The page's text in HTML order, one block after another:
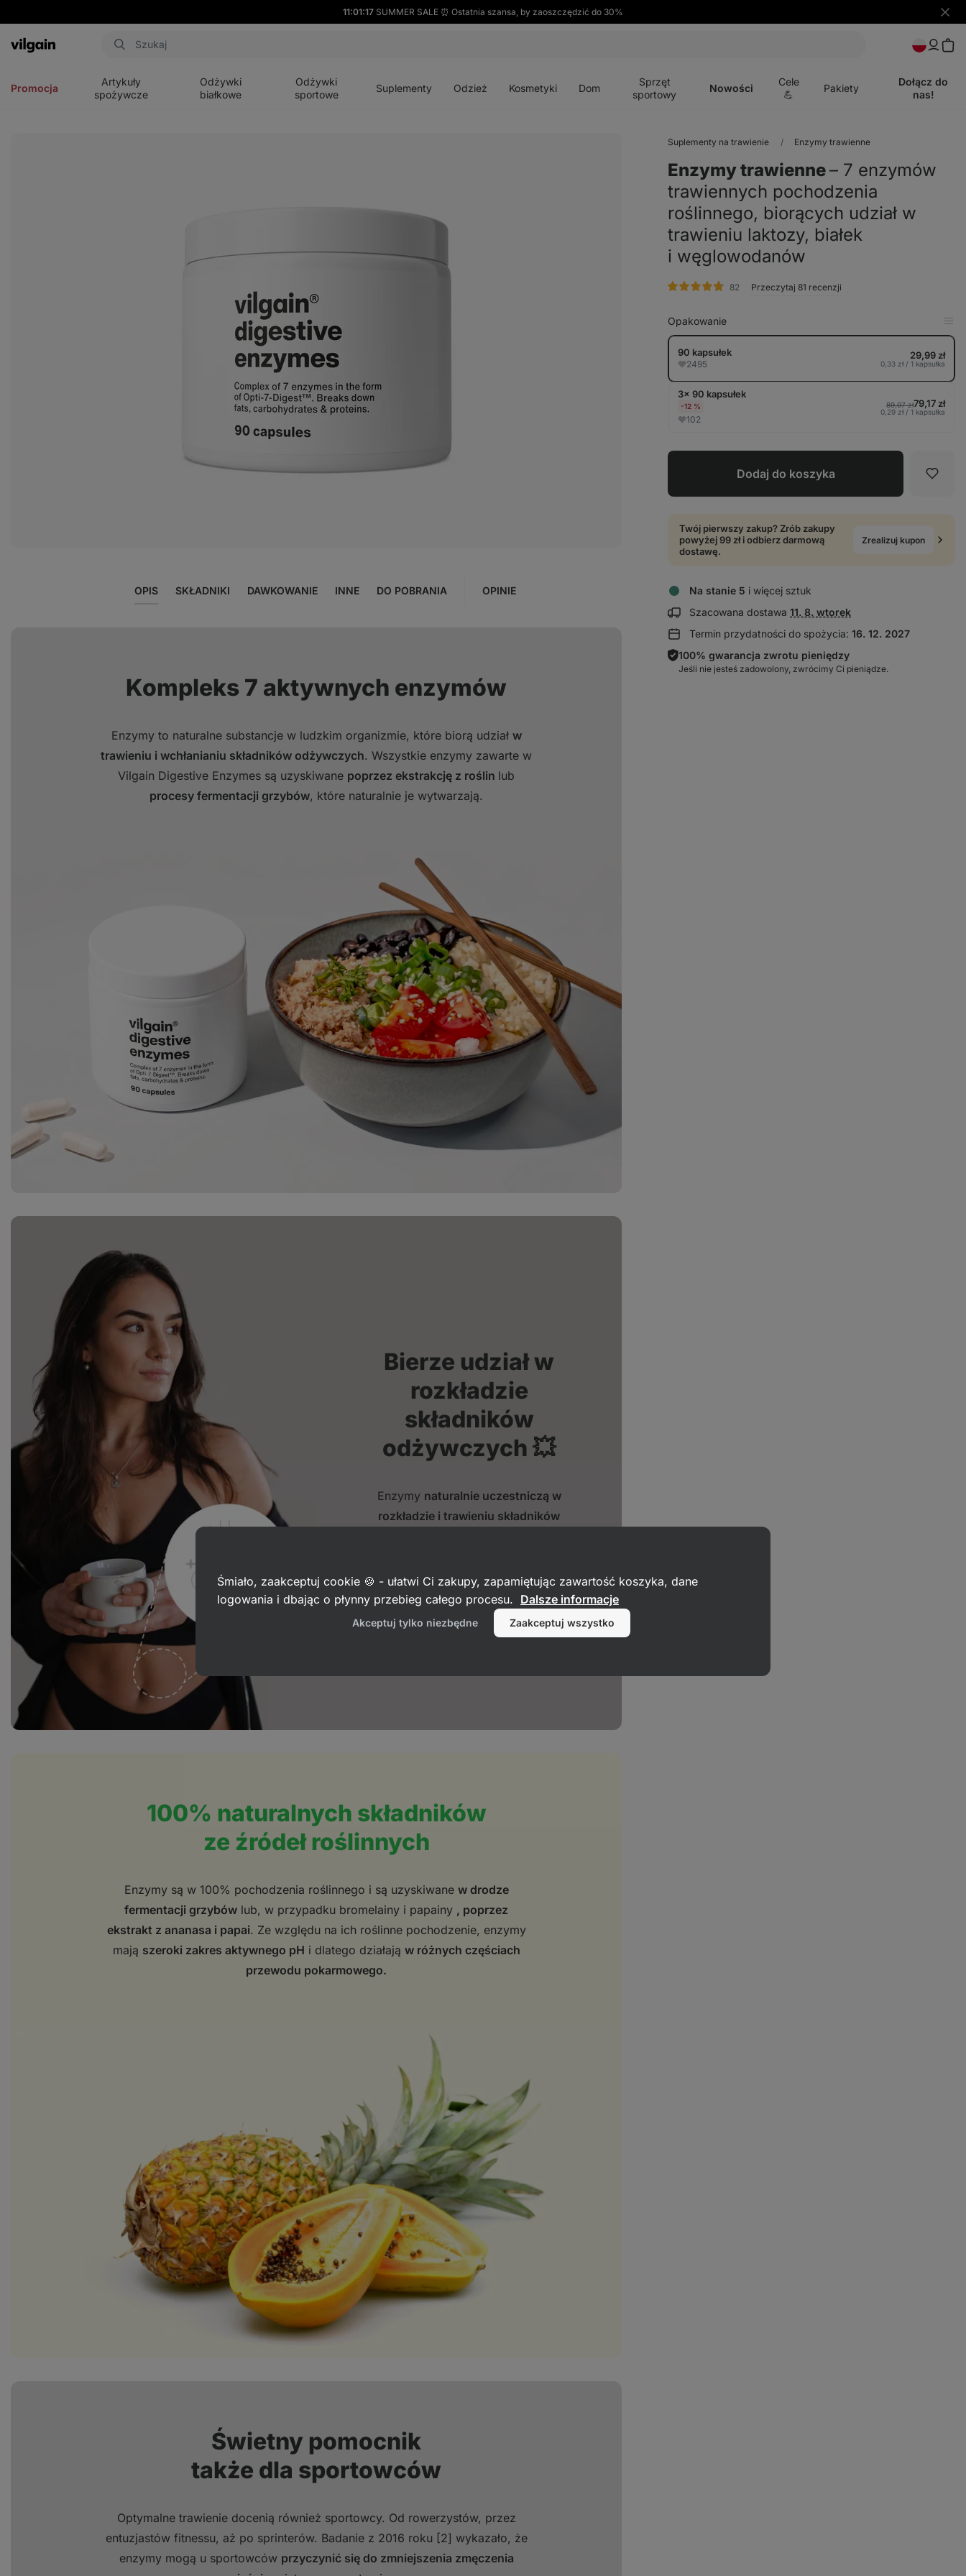
11:01:16 SUMMER SALE ⏰ Ostatnia szansa, by zaoszczędzić do 30%
Ukryj
Aktin
Promocja
Artykuły
spożywcze
Odżywki
białkowe
Odżywki
sportowe
Suplementy Odzież Kosmetyki Dom
Sprzęt
sportowy
Nowości
Cele
💪
menu
Pakiety
Dołącz do
nas!
Suplementy na trawienie Enzymy trawienne
Enzymy trawienne⁠–⁠ 7 enzymów
trawiennych pochodzenia
roślinnego, biorących udział w
trawieniu laktozy, białek
i węglowodanów
82 ocena
Przeczytaj 81 recenzji
Opakowanie
w
90 kapsułek
2495
29,99 zł
0,33 zł / 1 kapsułka
3× 90 kapsułek
-12 %
102
89,97 zł79,17 zł
0,29 zł / 1 kapsułka
Dodaj do koszyka
Twój pierwszy zakup? Zrób zakupy
powyżej 99 zł i odbierz darmową
dostawę.
Zrealizuj kupon
Na stanie 5 i więcej sztuk
Szacowana dostawa Wyświetl
o dostawie:
11. 8. wtorek
Termin przydatności do spożycia: 16. 12. 2027
100% gwarancja zwrotu pieniędzy
Jeśli nie jesteś zadowolony, zwrócimy Ci pieniądze.
OPIS SKŁADNIKI DAWKOWANIE INNE DO POBRANIA OPINIE
Kompleks 7 aktywnych enzymów
Enzymy to naturalne substancje w ludzkim organizmie, które biorą udział w
trawieniu i wchłanianiu składników odżywczych. Wszystkie enzymy zawarte w
Vilgain Digestive Enzymes są uzyskiwane poprzez ekstrakcję z roślin lub
procesy fermentacji grzybów, które naturalnie je wytwarzają.
Bierze udział w
rozkładzie
składników
odżywczych 💥
Enzymy naturalnie uczestniczą w
rozkładzie i trawieniu składników
multi-enzymatycznych może
prowadzić dopoprawy wchłaniania
składników odżywczych.
100% naturalnych składników
ze źródeł roślinnych
Enzymy są w 100% pochodzenia roślinnego i są uzyskiwane w drodze
fermentacji grzybów lub, w przypadku bromelainy i papainy , poprzez
ekstrakt z ananasa i papai. Ze względu na ich roślinne pochodzenie, enzymy
mają szeroki zakres aktywnego pH i dlatego działają w różnych częściach
przewodu pokarmowego.
Świetny pomocnik
także dla sportowców
Optymalne trawienie docenią również sportowcy. Od rowerzystów, przez
entuzjastów fitnessu, aż po sprinterów. Badanie z 2016 roku [2] wykazało, że
enzymy mogą u sportowców przyczynić się do zmniejszenia zmęczenia
Śmiało, zaakceptuj cookie 🍪 - ułatwi Ci zakupy, zapamiętując zawartość koszyka, dane
logowania i dbając o płynny przebieg całego procesu. Dalsze informacje
Akceptuj tylko niezbędne Zaakceptuj wszystko